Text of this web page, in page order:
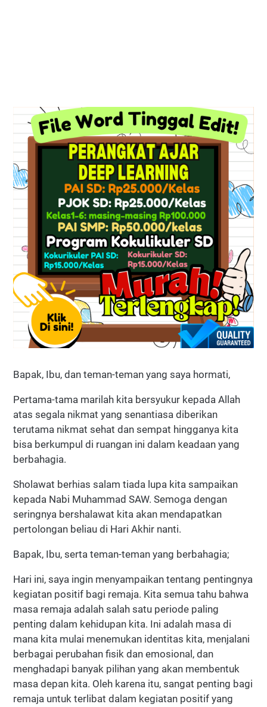
Bapak, Ibu, dan teman-teman yang saya hormati,
Pertama-tama marilah kita bersyukur kepada Allah
atas segala nikmat yang senantiasa diberikan
terutama nikmat sehat dan sempat hingganya kita
bisa berkumpul di ruangan ini dalam keadaan yang
berbahagia.
Sholawat berhias salam tiada lupa kita sampaikan
kepada Nabi Muhammad SAW. Semoga dengan
seringnya bershalawat kita akan mendapatkan
pertolongan beliau di Hari Akhir nanti.
Bapak, Ibu, serta teman-teman yang berbahagia;
Hari ini, saya ingin menyampaikan tentang pentingnya
kegiatan positif bagi remaja. Kita semua tahu bahwa
masa remaja adalah salah satu periode paling
penting dalam kehidupan kita. Ini adalah masa di
mana kita mulai menemukan identitas kita, menjalani
berbagai perubahan fisik dan emosional, dan
menghadapi banyak pilihan yang akan membentuk
masa depan kita. Oleh karena itu, sangat penting bagi
remaja untuk terlibat dalam kegiatan positif yang